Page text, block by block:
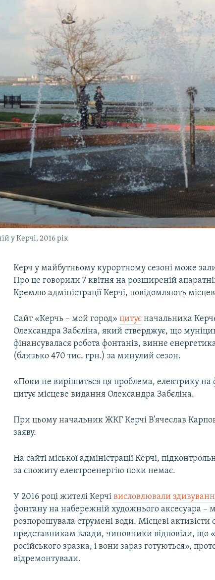
у Керчі, 2016 рік
Керч у майбутньому курортному сезоні може
Про це говорили 7 квітня на розширеній
Кремлю адміністрації Керчі, повідомляють
Сайт «Керчь – мой город»цитує начальника
Олександра Забєліна, який стверджує, що
фінансувалася робота фонтанів, винне
(близько 470 тис. грн.) за минулий сезон.
«Поки не вирішиться ця проблема, електрику на
цитує місцеве видання Олександра Забєліна.
При цьому начальник ЖКГ Керчі В'ячеслав
заяву.
На сайті міської адміністрації Керчі,
за спожиту електроенергію поки немає.
У 2016 році жителі Керчівисловлювали
фонтану на набережній художнього аксесуара –
розпорошувала струмені води. Місцеві активісти
представникам влади, чиновники відповіли, що
російського зразка, і вони зараз готуються»,
відремонтували.